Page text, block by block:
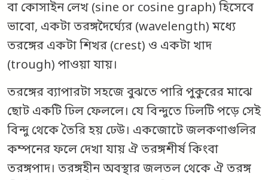
বা কোসাইন লেখ (sine or cosine graph) হিসেবে
ভাবো, একটা তরঙ্গদৈর্ঘ্যের (wavelength) মধ্যে
তরঙ্গের একটা শিখর (crest) ও একটা খাদ
(trough) পাওয়া যায়।
তরঙ্গের ব্যাপারটা সহজে বুঝতে পারি পুকুরের মাঝে
ছোট একটি ঢিল ফেললে। যে বিন্দুতে ঢিলটি পড়ে সেই
বিন্দু থেকে তৈরি হয় ঢেউ। একজোটে জলকণাগুলির
কম্পনের ফলে দেখা যায় ঐ তরঙ্গশীর্ষ কিংবা
তরঙ্গপাদ। তরঙ্গহীন অবস্থার জলতল থেকে ঐ তরঙ্গ